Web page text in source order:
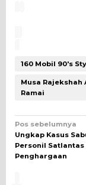
160 Mobil 90's
Musa
Ramai
Navigasi
pos
Pos sebelumnya
Ungkap Kasus
Personil Satlantas
Penghargaan